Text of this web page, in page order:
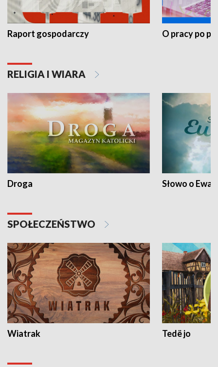
Raport gospodarczy O pracy po
RELIGIA I WIARA
Droga Słowo o
SPOŁECZEŃSTWO
Wiatrak Tedë jo